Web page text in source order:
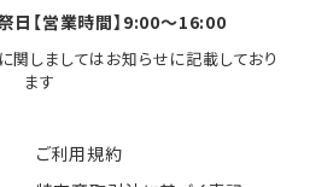
ご利用規約
日【営業時間】9:00～16:00
しましてはお知らせに記載しており
ます